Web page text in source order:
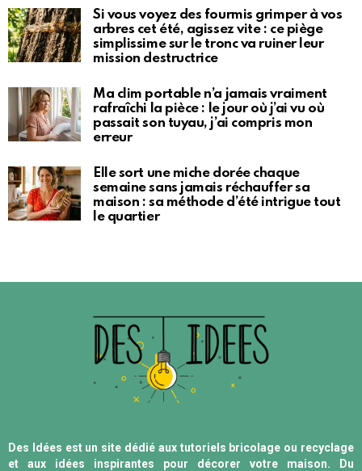
Si vous voyez des fourmis grimper à vos
arbres cet été, agissez vite : ce piège
simplissime sur le tronc va ruiner leur
mission destructrice
Ma clim portable n’a jamais vraiment
rafraîchi la pièce : le jour où j’ai vu où
passait son tuyau, j’ai compris mon
erreur
Elle sort une miche dorée chaque
semaine sans jamais réchauffer sa
maison : sa méthode d’été intrigue tout
le quartier
Des Idées est un site dédié aux tutoriels bricolage ou recyclage
et aux idées inspirantes pour décorer votre maison. Du